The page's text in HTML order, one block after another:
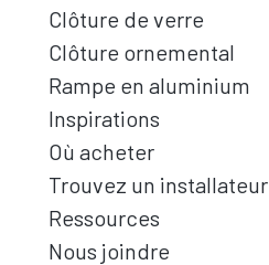
Clôture de verre
Clôture ornemental
Rampe en aluminium
Inspirations
Où acheter
Trouvez un installateur
Ressources
Nous joindre